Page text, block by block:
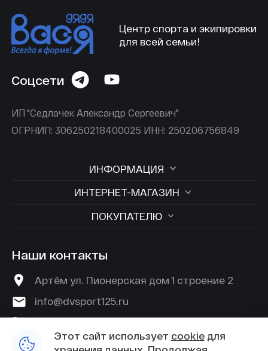
Центр спорта и экипировки
для всей семьи!
ИП "Седлачек Александр Сергеевич"
ОГРНИП: 306250218400025 ИНН: 250206756849
Соцсети
ИНФОРМАЦИЯ
ИНТЕРНЕТ-МАГАЗИН
ПОКУПАТЕЛЮ
Наши контакты
Артём ул. Пионерская дом 1 строение 2
info@dvsport125.ru
Этот сайт использует cookieдля